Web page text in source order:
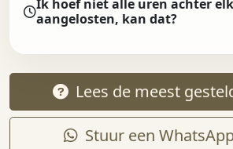
Ik hoef niet alle uren achter
aangelosten, kan dat?
Lees de meest
Stuur een